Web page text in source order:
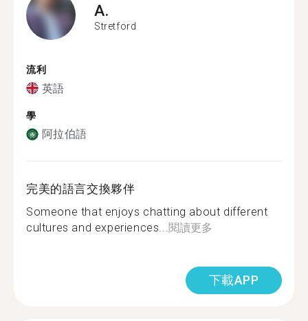
A.
Stretford
流利
英語
學
阿拉伯語
完美的語言交換夥伴
Someone that enjoys chatting about different
cultures and experiences...閱讀更多
下載APP